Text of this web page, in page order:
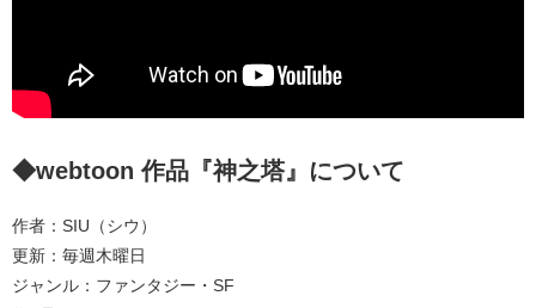
◆webtoon 作品『神之塔』について
作者：SIU（シウ）
更新：毎週⽊曜⽇
ジャンル：ファンタジー・SF